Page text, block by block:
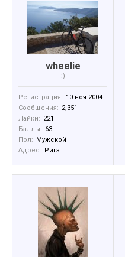
wheelie
:)
Регистрация: 10 ноя 2004
Сообщения: 2,351
Лайки: 221
Баллы: 63
Пол: Мужской
Адрес: Рига